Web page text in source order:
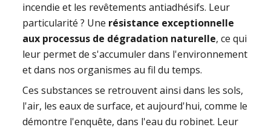
incendie et les revêtements antiadhésifs. Leur
particularité ? Une résistance exceptionnelle
aux processus de dégradation naturelle, ce qui
leur permet de s'accumuler dans l'environnement
et dans nos organismes au fil du temps.
Ces substances se retrouvent ainsi dans les sols,
l'air, les eaux de surface, et aujourd'hui, comme le
démontre l'enquête, dans l'eau du robinet. Leur